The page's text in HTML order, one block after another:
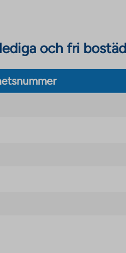
och fri